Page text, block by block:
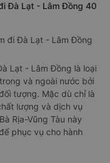
Đà Lạt - Lâm Đồng 40
đi Đà Lạt - Lâm Đồng
Lạt - Lâm Đồng là loại
và ngoài nước bởi
tượng. Mặc dù chỉ là
lượng và dịch vụ
Rịa-Vũng Tàu này
phục vụ cho hành